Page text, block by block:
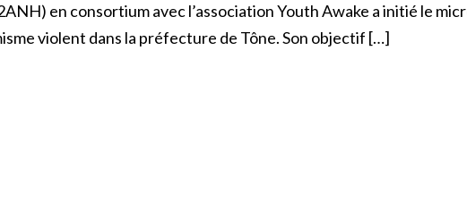
en consortium avec l’association Youth Awake a initié le
violent dans la préfecture de Tône. Son objectif […]